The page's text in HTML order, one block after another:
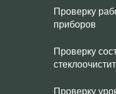
Проверку
приборов
Проверку
Проверку